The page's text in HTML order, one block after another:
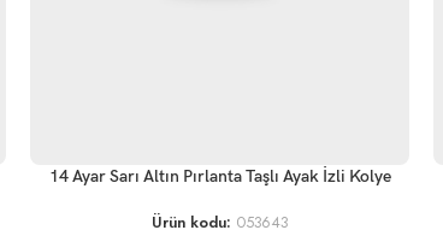
SEPETE EKLE
14 Ayar Sarı Altın Pırlanta Taşlı Ayak İzli Kolye
Ürün kodu: 053643